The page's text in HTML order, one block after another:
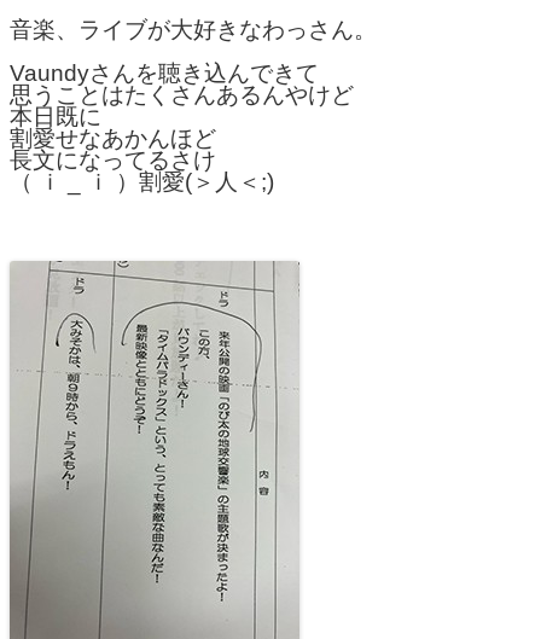
音楽、ライブが大好きなわっさん。
Vaundyさんを聴き込んできて
思うことはたくさんあるんやけど
本日既に
割愛せなあかんほど
長文になってるさけ
（ ｉ _ ｉ ）割愛(＞人＜;)